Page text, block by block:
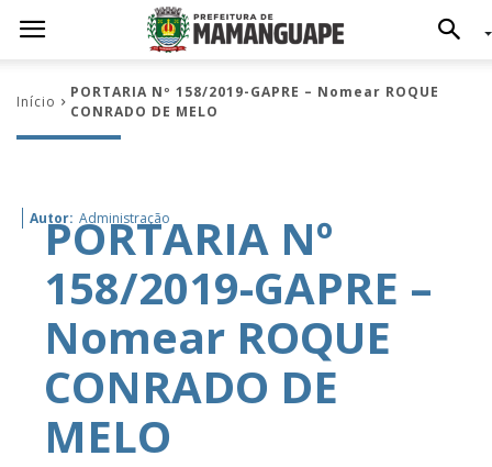
Início
PORTARIA Nº 158/2019-GAPRE – Nomear ROQUE
CONRADO DE MELO
Autor: Administração
PORTARIA Nº
158/2019-GAPRE –
Nomear ROQUE
CONRADO DE
MELO